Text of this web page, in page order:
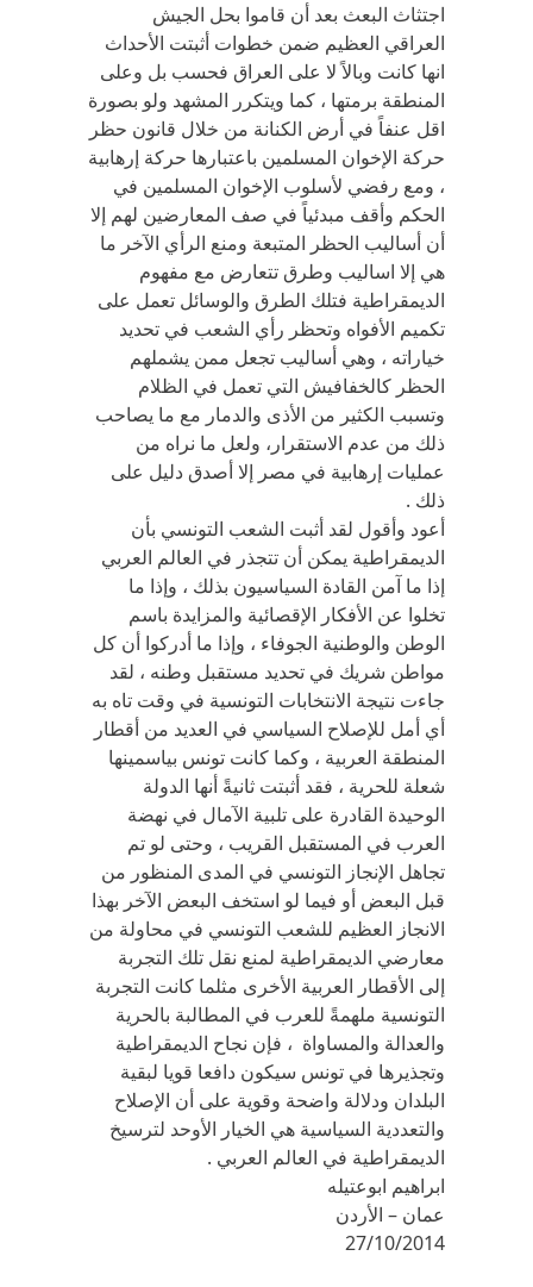
اجتثاث البعث بعد أن قاموا بحل الجيش
العراقي العظيم ضمن خطوات أثبتت الأحداث
انها كانت وبالاً لا على العراق فحسب بل وعلى
المنطقة برمتها ، كما ويتكرر المشهد ولو بصورة
اقل عنفاً في أرض الكنانة من خلال قانون حظر
حركة الإخوان المسلمين باعتبارها حركة إرهابية
، ومع رفضي لأسلوب الإخوان المسلمين في
الحكم وأقف مبدئياً في صف المعارضين لهم إلا
أن أساليب الحظر المتبعة ومنع الرأي الآخر ما
هي إلا اساليب وطرق تتعارض مع مفهوم
الديمقراطية فتلك الطرق والوسائل تعمل على
تكميم الأفواه وتحظر رأي الشعب في تحديد
خياراته ، وهي أساليب تجعل ممن يشملهم
الحظر كالخفافيش التي تعمل في الظلام
وتسبب الكثير من الأذى والدمار مع ما يصاحب
ذلك من عدم الاستقرار، ولعل ما نراه من
عمليات إرهابية في مصر إلا أصدق دليل على
ذلك .
أعود وأقول لقد أثبت الشعب التونسي بأن
الديمقراطية يمكن أن تتجذر في العالم العربي
إذا ما آمن القادة السياسيون بذلك ، وإذا ما
تخلوا عن الأفكار الإقصائية والمزايدة باسم
الوطن والوطنية الجوفاء ، وإذا ما أدركوا أن كل
مواطن شريك في تحديد مستقبل وطنه ، لقد
جاءت نتيجة الانتخابات التونسية في وقت تاه به
أي أمل للإصلاح السياسي في العديد من أقطار
المنطقة العربية ، وكما كانت تونس بياسمينها
شعلة للحرية ، فقد أثبتت ثانيةً أنها الدولة
الوحيدة القادرة على تلبية الآمال في نهضة
العرب في المستقبل القريب ، وحتى لو تم
تجاهل الإنجاز التونسي في المدى المنظور من
قبل البعض أو فيما لو استخف البعض الآخر بهذا
الانجاز العظيم للشعب التونسي في محاولة من
معارضي الديمقراطية لمنع نقل تلك التجربة
إلى الأقطار العربية الأخرى مثلما كانت التجربة
التونسية ملهمةً للعرب في المطالبة بالحرية
والعدالة والمساواة ، فإن نجاح الديمقراطية
وتجذيرها في تونس سيكون دافعا قويا لبقية
البلدان ودلالة واضحة وقوية على أن الإصلاح
والتعددية السياسية هي الخيار الأوحد لترسيخ
الديمقراطية في العالم العربي .
ابراهيم ابوعتيله
عمان – الأردن
27/10/2014